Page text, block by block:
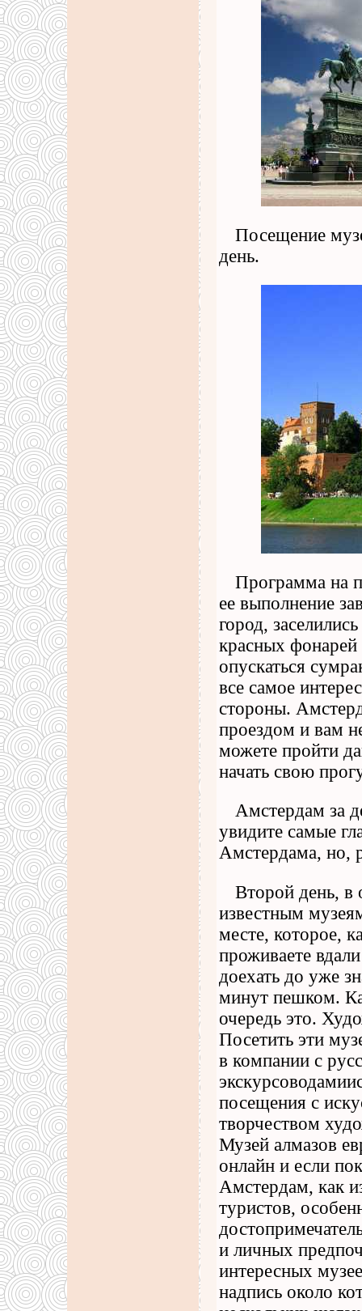
Посещение
день.
Программа на
ее выполнение
город,
красных фонарей
опускаться
все самое
стороны.
проездом и вам
можете пройти
начать свою
Амстердам за
увидите самые
Амстердама, но,
Второй день, в
известным
месте, которое,
проживаете
доехать до уже
минут пешком.
очередь это.
Посетить эти
в компании с
посещения с
творчеством
Музей алмазов
онлайн и если
Амстердам, как
туристов,
и личных
интересных
надпись около